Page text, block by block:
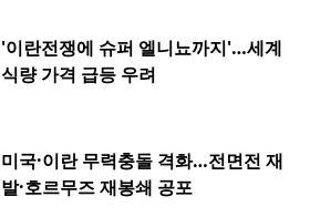
'이란전쟁에 슈퍼 엘니뇨까지'…세계
식량 가격 급등 우려
미국·이란 무력충돌 격화…전면전 재
발·호르무즈 재봉쇄 공포